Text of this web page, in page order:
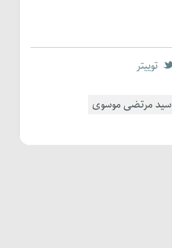
توییتر
سید مرتضی موسوی